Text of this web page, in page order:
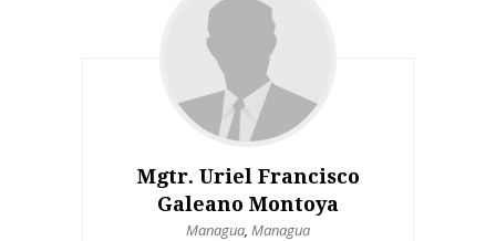
Mgtr. Uriel Francisco
Galeano Montoya
Managua, Managua